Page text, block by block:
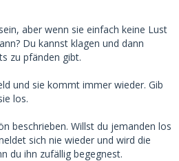
aber wenn sie einfach keine Lust
Du kannst klagen und dann
zu pfänden gibt.
und sie kommt immer wieder. Gib
los.
beschrieben. Willst du jemanden los
sich nie wieder und wird die
du ihn zufällig begegnest.